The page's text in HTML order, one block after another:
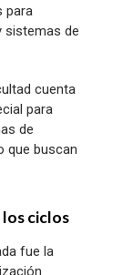
para
sistemas de
cuenta
para
de
que buscan
ciclos
fue la